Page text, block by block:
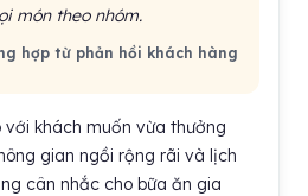
món theo nhóm.
hợp từ phản hồi khách hàng
với khách muốn vừa thưởng
gian ngồi rộng rãi và lịch
cân nhắc cho bữa ăn gia